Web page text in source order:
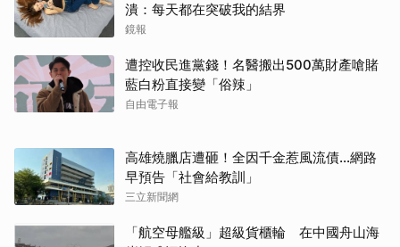
潰：每天都在突破我的結界
鏡報
遭控收民進黨錢！名醫搬出500萬財產嗆賭
藍白粉直接變「俗辣」
自由電子報
高雄燒臘店遭砸！全因千金惹風流債…網路
早預告「社會給教訓」
三立新聞網
「航空母艦級」超級貨櫃輪 在中國舟山海